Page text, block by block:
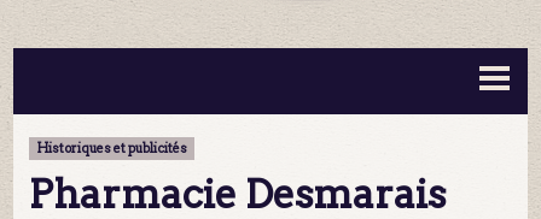
BOUTEILLES ▼
MA COLLECTION
CONTACT
Historiques et publicités
Pharmacie Desmarais